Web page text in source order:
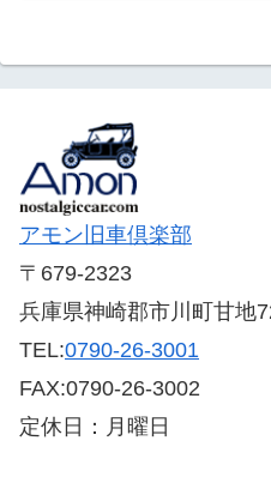
アモン旧車倶楽部
〒679-2323
兵庫県神崎郡市川町甘地
TEL:0790-26-3001
FAX:0790-26-3002
定休日：月曜日